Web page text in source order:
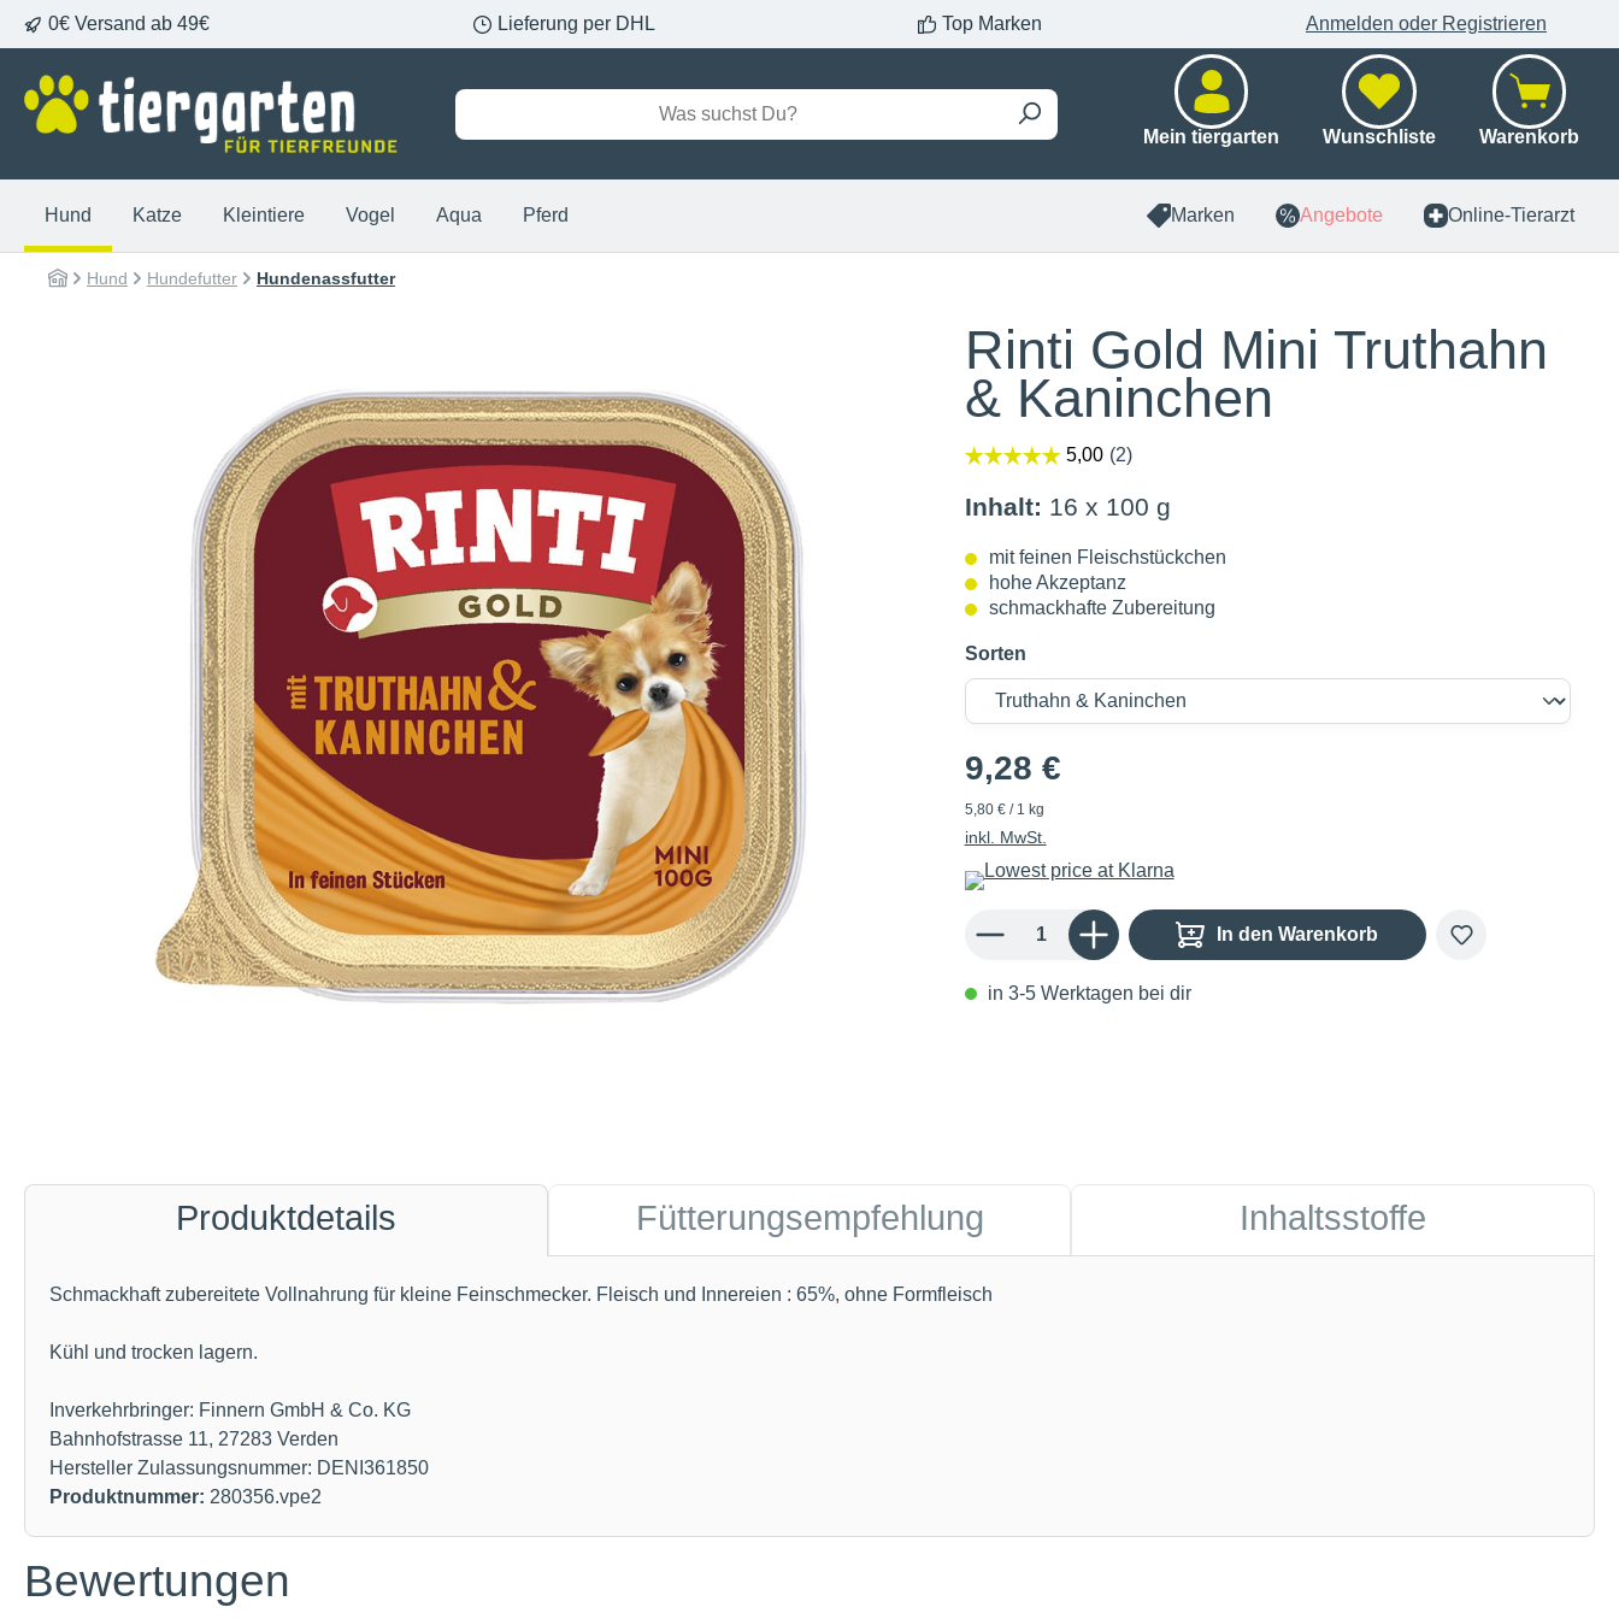
Zur Hauptnavigation springen
0€ Versand ab 49€ Lieferung per DHL Top Marken Anmelden oder Registrieren
Mein tiergarten Wunschliste Warenkorb
Hund Katze Kleintiere Vogel Aqua Pferd Marken Angebote Online-Tierarzt
Hund Hundefutter Hundenassfutter
Rinti Gold Mini Truthahn
& Kaninchen
Inhalt: 16 x 100 g
mit feinen Fleischstückchen
hohe Akzeptanz
schmackhafte Zubereitung
Sorten
9,28 €
5,80 € / 1 kg
inkl. MwSt.
Produkt Anzahl: Gib den gewünschten Wert ein oder benutze die Schaltflächen um die Anzahl zu
In den Warenkorb
in 3-5 Werktagen bei dir
Produktdetails Fütterungsempfehlung Inhaltsstoffe
Schmackhaft zubereitete Vollnahrung für kleine Feinschmecker. Fleisch und Innereien : 65%, ohne Formfleisch
Kühl und trocken lagern.
Inverkehrbringer: Finnern GmbH & Co. KG
Bahnhofstrasse 11, 27283 Verden
Hersteller Zulassungsnummer: DENI361850
Produktnummer: 280356.vpe2
Bewertungen